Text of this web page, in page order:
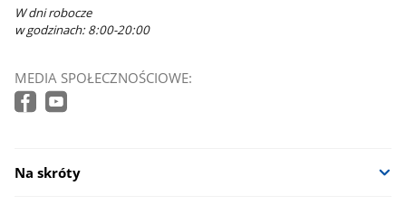
W dni robocze
w godzinach: 8:00-20:00
MEDIA SPOŁECZNOŚCIOWE:
Na skróty